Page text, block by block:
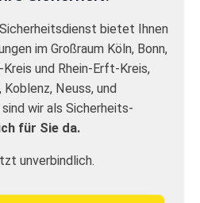
bietet Ihnen
im Großraum Köln, Bonn,
und Rhein-Erft-Kreis,
Neuss, und
wir als Sicherheits-
für Sie da.
unverbindlich.